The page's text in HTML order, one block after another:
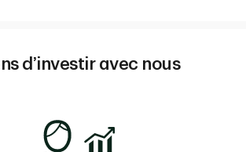
d’investir avec nous